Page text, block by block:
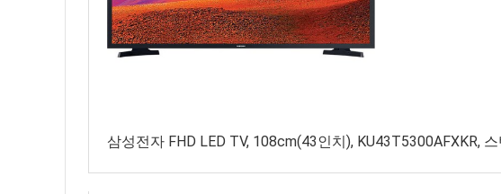
삼성전자 FHD LED TV, 108cm(43인치), KU43T5300AFXKR,